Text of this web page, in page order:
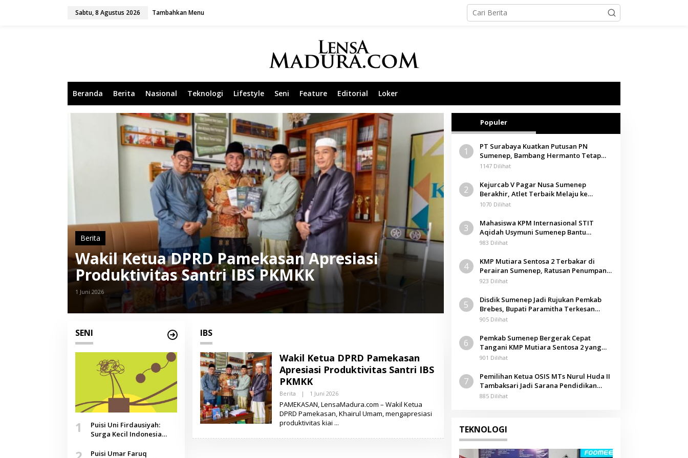
Sabtu, 8 Agustus 2026 Tambahkan Menu
Beranda Berita Nasional Teknologi Lifestyle Seni Feature Editorial Loker
Berita
Wakil Ketua DPRD Pamekasan Apresiasi
Produktivitas Santri IBS PKMKK
1 Juni 2026
SENI
1
Puisi Uni Firdausiyah:
Surga Kecil Indonesia
Doa yang Jauh, Narasi
Puisi Umar Faruq
IBS
Wakil Ketua DPRD Pamekasan
Apresiasi Produktivitas Santri IBS
PKMKK
Berita | 1 Juni 2026O
E
H
PAMEKASAN, LensaMadura.com – Wakil Ketua
DPRD Pamekasan, Khairul Umam, mengapresiasi
produktivitas kiai
Populer
1
PT Surabaya Kuatkan Putusan PN
Sumenep, Bambang Hermanto Tetap
Dinyatakan Pemilik Sah Tanah di
1147 Dilihat
2
Kejurcab V Pagar Nusa Sumenep
Berakhir, Atlet Terbaik Melaju ke
Kejurwil Jatim
1070 Dilihat
3
Mahasiswa KPM Internasional STIT
Aqidah Usymuni Sumenep Bantu
Pengurusan Jenazah WNI di Malaysia
983 Dilihat
4
KMP Mutiara Sentosa 2 Terbakar di
Perairan Sumenep, Ratusan Penumpang
Dievakuasi
923 Dilihat
5
Disdik Sumenep Jadi Rujukan Pemkab
Brebes, Bupati Paramitha Terkesan
Pendidikan Berbasis Budaya
905 Dilihat
6
Pemkab Sumenep Bergerak Cepat
Tangani KMP Mutiara Sentosa 2 yang
Terbakar
901 Dilihat
7
Pemilihan Ketua OSIS MTs Nurul Huda II
Tambaksari Jadi Sarana Pendidikan
Demokrasi bagi Siswa
885 Dilihat
TEKNOLOGI